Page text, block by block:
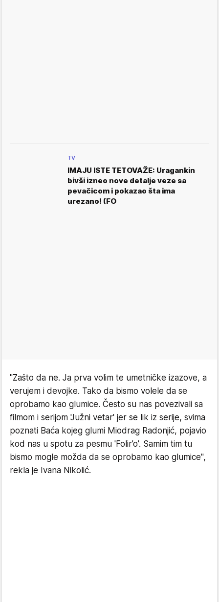
TV
IMAJU ISTE TETOVAŽE: Uragankin
bivši izneo nove detalje veze sa
pevačicom i pokazao šta ima
urezano! (FO
"Zašto da ne. Ja prva volim te umetničke izazove, a
verujem i devojke. Tako da bismo volele da se
oprobamo kao glumice. Često su nas povezivali sa
filmom i serijom 'Južni vetar' jer se lik iz serije, svima
poznati Baća kojeg glumi Miodrag Radonjić, pojavio
kod nas u spotu za pesmu 'Folir’o'. Samim tim tu
bismo mogle možda da se oprobamo kao glumice",
rekla je Ivana Nikolić.